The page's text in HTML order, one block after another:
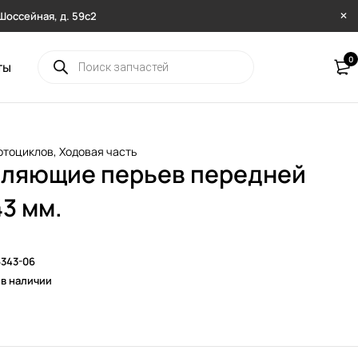
д. 59с2
0
,Ходовая часть
перьев передней
мм.
06
в наличии